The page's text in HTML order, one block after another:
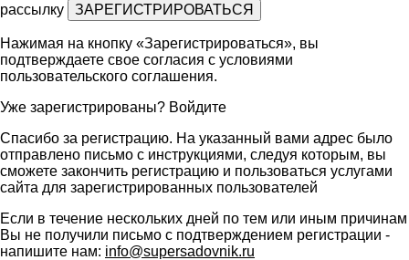
рассылку
Нажимая на кнопку «Зарегистрироваться», вы
подтверждаете свое согласия с условиями
пользовательского соглашения.
Уже зарегистрированы? Войдите
Спасибо за регистрацию. На указанный вами адрес было
отправлено письмо с инструкциями, следуя которым, вы
сможете закончить регистрацию и пользоваться услугами
сайта для зарегистрированных пользователей
Если в течение нескольких дней по тем или иным причинам
Вы не получили письмо с подтверждением регистрации -
напишите нам: info@supersadovnik.ru